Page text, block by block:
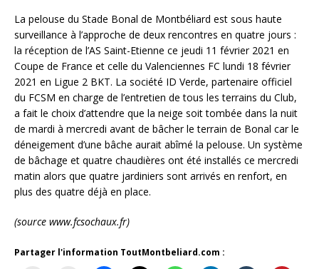
La pelouse du Stade Bonal de Montbéliard est sous haute
surveillance à l’approche de deux rencontres en quatre jours :
la réception de l’AS Saint-Etienne ce jeudi 11 février 2021 en
Coupe de France et celle du Valenciennes FC lundi 18 février
2021 en Ligue 2 BKT. La société ID Verde, partenaire officiel
du FCSM en charge de l’entretien de tous les terrains du Club,
a fait le choix d’attendre que la neige soit tombée dans la nuit
de mardi à mercredi avant de bâcher le terrain de Bonal car le
déneigement d’une bâche aurait abîmé la pelouse. Un système
de bâchage et quatre chaudières ont été installés ce mercredi
matin alors que quatre jardiniers sont arrivés en renfort, en
plus des quatre déjà en place.
(source www.fcsochaux.fr)
Partager l'information ToutMontbeliard.com :